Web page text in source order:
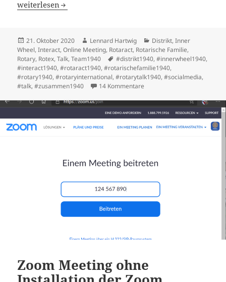
Auf ein Glas… Unser erster Talk war ein Erfolg
weiterlesen
Veröffentlicht
am
21. Oktober 2020 Autor
Lennard Hartwig Kategorien
Distrikt,Inner
Wheel,Interact,Online Meeting, Rotaract, Rotarische Familie,
Rotary, Rotex,Talk,Team1940 Schlagwörter
#distrikt1940,#innerwheel1940,
#interact1940,#rotaract1940,#rotarischefamilie1940,
#rotary1940,#rotaryinternational,#rotarytalk1940,#socialmedia,
#talk,#zusammen1940 14 Kommentare
Zoom Meeting ohne